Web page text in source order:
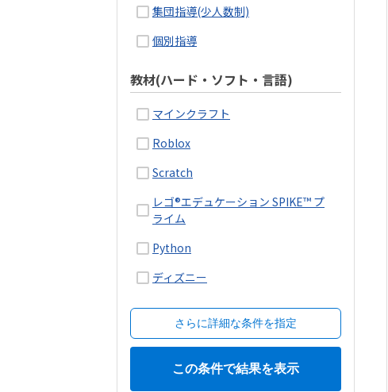
集団指導(少人数制)
個別指導
教材(ハード・ソフト・言語)
マインクラフト
Roblox
Scratch
レゴ®エデュケーション SPIKE™ プ
ライム
Python
ディズニー
さらに詳細な条件を指定